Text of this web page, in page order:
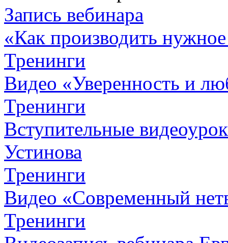
Запись вебинара
«Как производить
Тренинги
Видео «Уверенность и
Тренинги
Вступительные
Устинова
Тренинги
Видео «Современный
Тренинги